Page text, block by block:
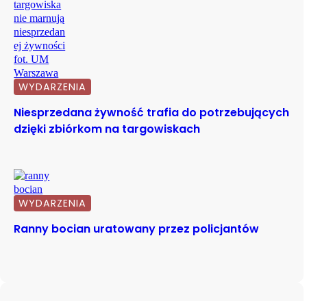
WYDARZENIA
Niesprzedana żywność trafia do potrzebujących
dzięki zbiórkom na targowiskach
WYDARZENIA
Ranny bocian uratowany przez policjantów